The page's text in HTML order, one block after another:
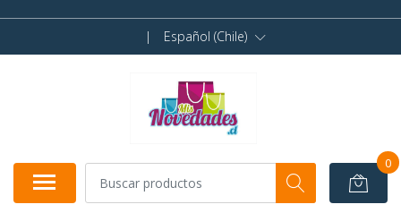
| Español (Chile)
0